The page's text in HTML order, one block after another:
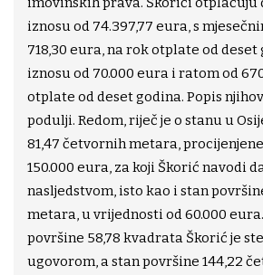
iznosu od 74.397,77 eura, s
718,30 eura, na rok otplate od
iznosu od 70.000 eura i ratom od
otplate od deset godina. Popis
podulji. Redom, riječ je o stanu u
81,47 četvornih metara,
150.000 eura, za koji Škorić navodi
nasljedstvom, isto kao i stan
metara, u vrijednosti od 60.000
površine 58,78 kvadrata Škorić je
ugovorom, a stan površine 144,22